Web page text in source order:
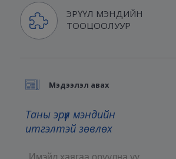
ЭРҮҮЛ МЭНДИЙН
ТООЦООЛУУР
Мэдээлэл авах
Таны эрүүл мэндийн
итгэлтэй зөвлөх